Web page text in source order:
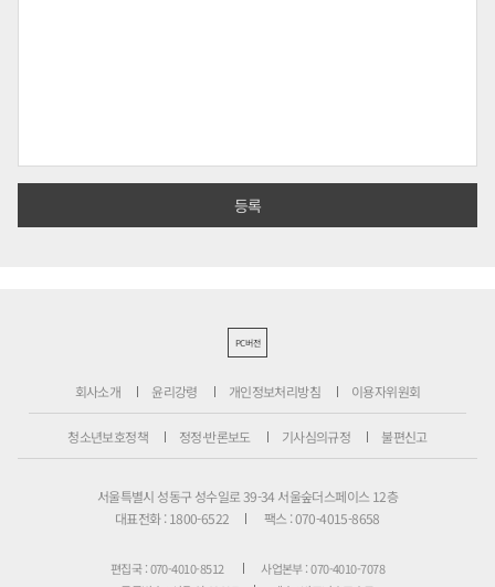
PC버전
회사소개 윤리강령 개인정보처리방침 이용자위원회
청소년보호정책 정정·반론보도 기사심의규정 불편신고
서울특별시 성동구 성수일로 39-34 서울숲더스페이스 12층
대표전화 : 1800-6522
팩스 : 070-4015-8658
편집국 : 070-4010-8512
사업본부 : 070-4010-7078